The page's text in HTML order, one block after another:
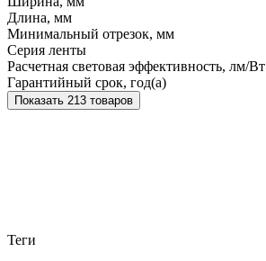
Длина, мм
Минимальный отрезок, мм
Серия ленты
Расчетная световая эффективность, лм/Вт
Гарантийный срок, год(а)
Показать 213 товаров
Теги